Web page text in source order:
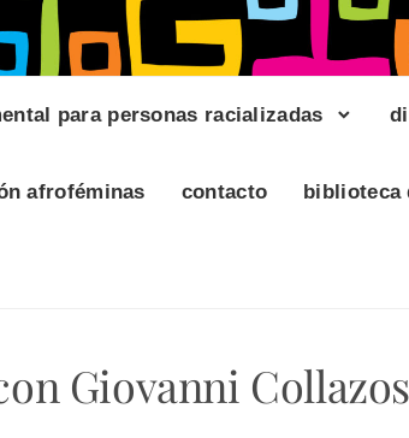
para personas racializadas
afroféminas contacto biblioteca
Giovanni Collazos